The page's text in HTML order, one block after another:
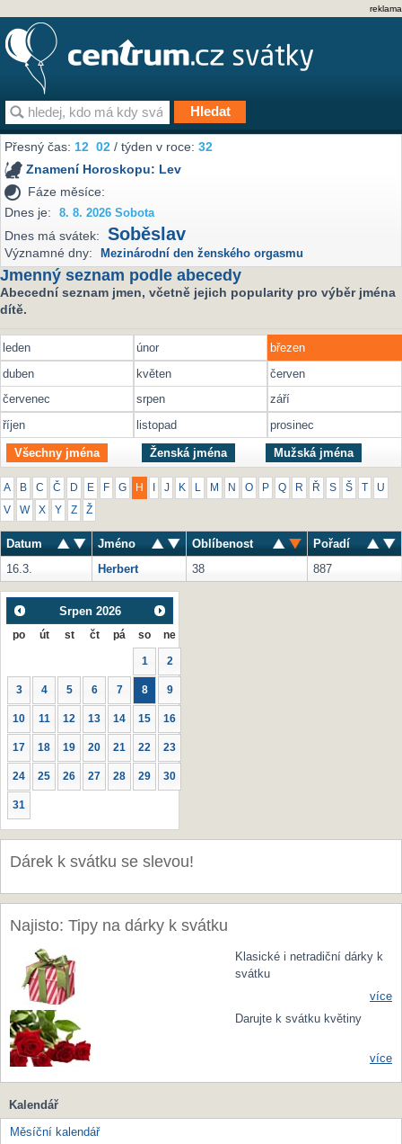
reklama
Přesný čas:12 02 / týden v roce:32
Znamení Horoskopu: Lev
Fáze měsíce:
Dnes je:
8. 8. 2026 Sobota
Dnes má svátek: Soběslav
Významné dny: Mezinárodní den ženského orgasmu
Jmenný seznam podle abecedy
Abecední seznam jmen, včetně jejich popularity pro výběr jména
dítě.
leden únor
březen
duben
květen
červen
červenec
srpen
září
říjen
listopad prosinec
Všechny jména Ženská jména Mužská jména
A B C Č D E F G H J K M N O P Q R Ř S Š U
V W X Y Z Ž
Datum Jméno Oblíbenost
Pořadí
16.3.
Herbert 38 887
Srpen 2026
po út st čt pá so ne
1 2
3 4 5 6 7 8 9
10 11 12 13 14 15 16
17 18 19 20 21 22 23
24 25 26 27 28 29 30
31
Dárek k svátku se slevou!
Najisto: Tipy na dárky k svátku
Klasické i netradiční dárky k
svátku
více
Darujte k svátku květiny
více
Kalendář
Měsíční kalendář